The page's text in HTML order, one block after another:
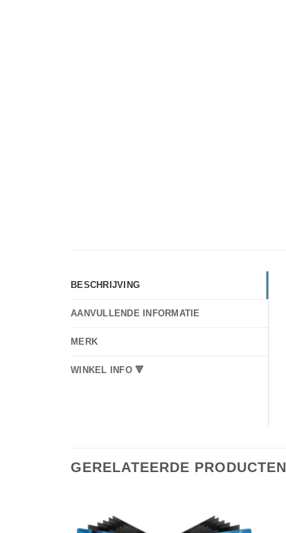
BESCHRIJVING
AANVULLENDE INFORMATIE
MERK
WINKEL INFO 🔻
GERELATEERDE PRODUCTEN